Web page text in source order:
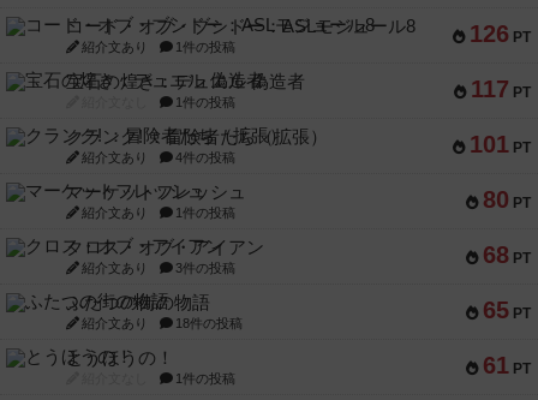
126 PT
コード・オブ・ブシドー：ASLモジュール8
紹介文あり 1件の投稿
117 PT
宝石の煌き：デュエル 偽造者
1件の投稿
101 PT
クランク! ：冒険者たち（拡張）
紹介文あり 4件の投稿
80 PT
マーケットフレッシュ
紹介文あり 1件の投稿
68 PT
クロス・オブ・アイアン
紹介文あり 3件の投稿
65 PT
ふたつの街の物語
紹介文あり 18件の投稿
61 PT
とうほうの！
1件の投稿